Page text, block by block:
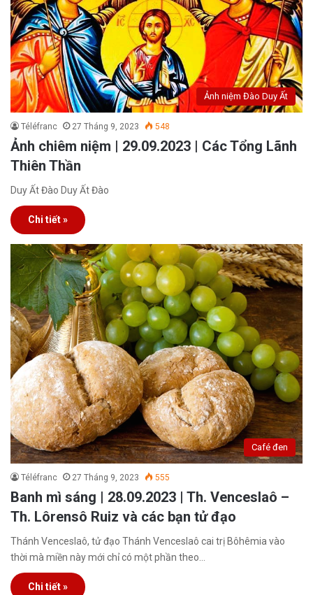
Ảnh niệm Đào Duy Ất
Téléfranc 27 Tháng 9, 2023 548
Ảnh chiêm niệm | 29.09.2023 | Các Tổng Lãnh
Thiên Thần
Duy Ất Đào Duy Ất Đào
Chi tiết »
Café đen
Téléfranc 27 Tháng 9, 2023 555
Banh mì sáng | 28.09.2023 | Th. Venceslaô –
Th. Lôrensô Ruiz và các bạn tử đạo
Thánh Venceslaô, tử đạo Thánh Venceslaô cai trị Bôhêmia vào
thời mà miền này mới chỉ có một phần theo…
Chi tiết »